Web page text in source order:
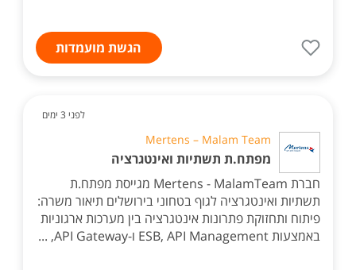
הגשת מועמדות
לפני 3 ימים
Mertens – Malam Team
מפתח.ת תשתיות ואינטגרציה
חברת Mertens - MalamTeam מגייסת מפתח.ת
תשתיות ואינטגרציה לגוף בטחוני בירושלים תיאור משרה:
פיתוח ותחזוקת פתרונות אינטגרציה בין מערכות ארגוניות
באמצעות ESB, API Management ו-API Gateway, ...